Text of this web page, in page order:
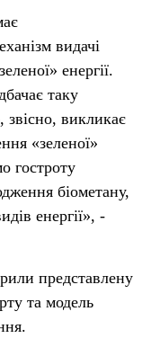
видачі
енергії.
таку
викликає
«зеленої»
гостроту
біометану,
енергії», -
представлену
та модель